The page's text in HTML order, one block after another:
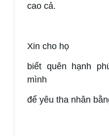
cao cả.
Xin cho họ
biết quên hạnh
mình
để yêu tha nhân